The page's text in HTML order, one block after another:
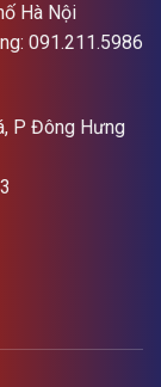
Hà Nội
091.211.5986
P Đông Hưng